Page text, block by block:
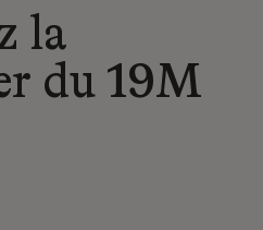
la
du 19M